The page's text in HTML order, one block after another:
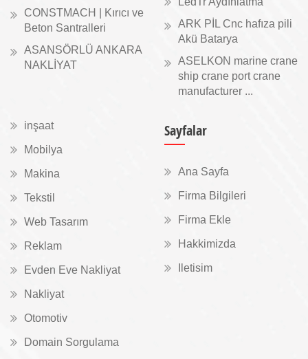
CONSTMACH | Kırıcı ve
Beton Santralleri
ASANSÖRLÜ ANKARA
NAKLİYAT
ARK PİL Cnc hafıza pili
Akü Batarya
ASELKON marine crane
ship crane port crane
manufacturer ...
inşaat
Mobilya
Makina
Tekstil
Web Tasarım
Reklam
Evden Eve Nakliyat
Nakliyat
Otomotiv
Domain Sorgulama
Sayfalar
Ana Sayfa
Firma Bilgileri
Firma Ekle
Hakkimizda
Iletisim